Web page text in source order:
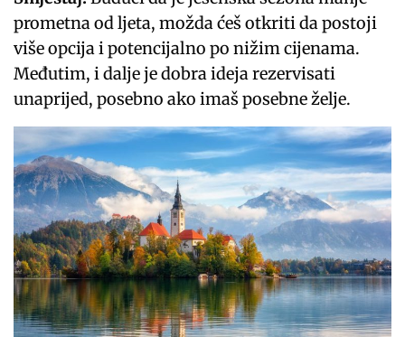
prometna od ljeta, možda ćeš otkriti da postoji
više opcija i potencijalno po nižim cijenama.
Međutim, i dalje je dobra ideja rezervisati
unaprijed, posebno ako imaš posebne želje.